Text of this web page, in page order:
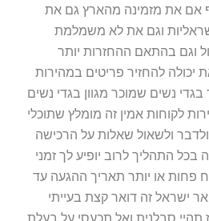
אם את מזמינה מהארץ גם את
וגם את לא משמלמת
וגם בהתאם ההחזרות יותר
יכולה להחזיר פריטים במהירות
נשים שמוכר מגוון בגדי נשים
לקוחות אמין זה מומלץ שתוכלי
ולשאול שאלות על הרכישה
בכל התהליך לרוב יופיע לך זמני
פחות או יותר תאריך ההגעה עד
ישראל זה דואר קצת בעייתי
תהיי סבלנית ואל תכעסי על בעלת